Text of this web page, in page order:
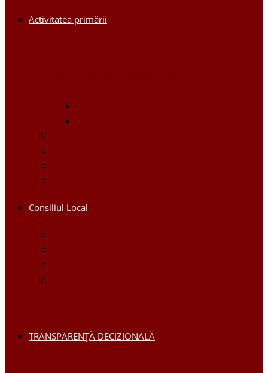
Activitatea primării
Consiliul Local
TRANSPARENȚĂ DECIZIONALĂ